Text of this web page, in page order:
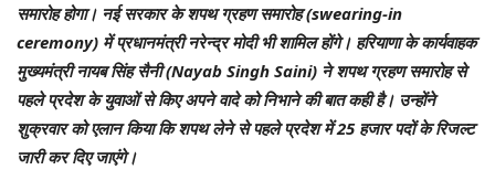
समारोह होगा। नई सरकार के शपथ ग्रहण समारोह (swearing-in
ceremony) में प्रधानमंत्री नरेन्द्र मोदी भी शामिल होंगे। हरियाणा के कार्यवाहक
मुख्यमंत्री नायब सिंह सैनी (Nayab Singh Saini) ने शपथ ग्रहण समारोह से
पहले प्रदेश के युवाओं से किए अपने वादे को निभाने की बात कही है। उन्होंने
शुक्रवार को एलान किया कि शपथ लेने से पहले प्रदेश में 25 हजार पदों के रिजल्ट
जारी कर दिए जाएंगे।